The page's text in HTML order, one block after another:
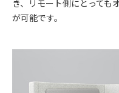
き、リモート側にとっても
が可能です。